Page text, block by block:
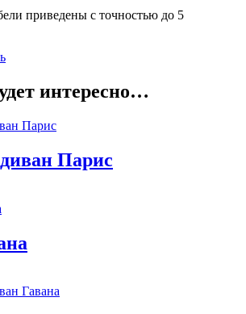
приведены с точностью до 5
интересно…
Парис